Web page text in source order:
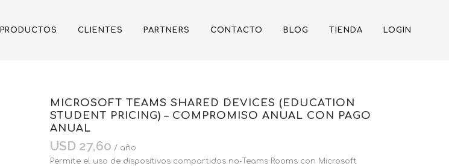
PRODUCTOS CLIENTES PARTNERS CONTACTO BLOG TIENDA LOGIN
MICROSOFT TEAMS SHARED DEVICES (EDUCATION
STUDENT PRICING) – COMPROMISO ANUAL CON PAGO
ANUAL
USD 27,60 / año
Permite el uso de dispositivos compartidos no-Teams Rooms con Microsoft